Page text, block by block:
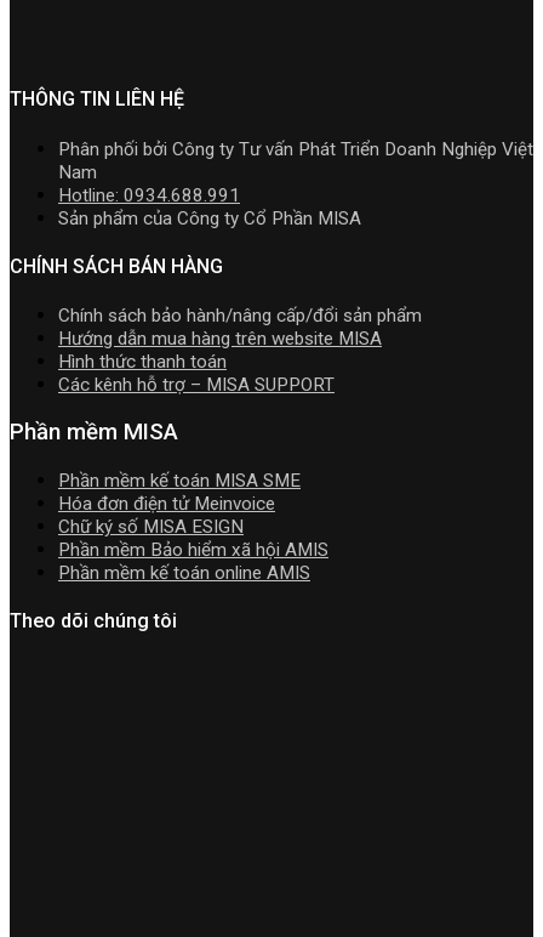
Download
nghiệp
nhất
mới
2026
R2
cập
5.5.2
THÔNG TIN LIÊN HỆ
Phân phối bởi Công ty Tư vấn Phát Triển Doanh Nghiệp Việt
Nam
Hotline: 0934.688.991
Sản phẩm của Công ty Cổ Phần MISA
CHÍNH SÁCH BÁN HÀNG
Chính sách bảo hành/nâng cấp/đổi sản phẩm
Hướng dẫn mua hàng trên website MISA
Hình thức thanh toán
Các kênh hỗ trợ – MISA SUPPORT
Phần mềm MISA
Phần mềm kế toán MISA SME
Hóa đơn điện tử Meinvoice
Chữ ký số MISA ESIGN
Phần mềm Bảo hiểm xã hội AMIS
Phần mềm kế toán online AMIS
Theo dõi chúng tôi